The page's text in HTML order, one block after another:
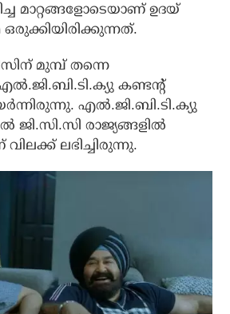
മാറ്റങ്ങളോടെയാണ് ഉദയ്
മുമ്പ് തന്നെ
കണ്ടന്റ്
എല്‍.ജി.ബി.ടി.ക്യു
ജി.സി.സി രാജ്യങ്ങളില്‍
വിലക്ക് ലഭിച്ചിരുന്നു.